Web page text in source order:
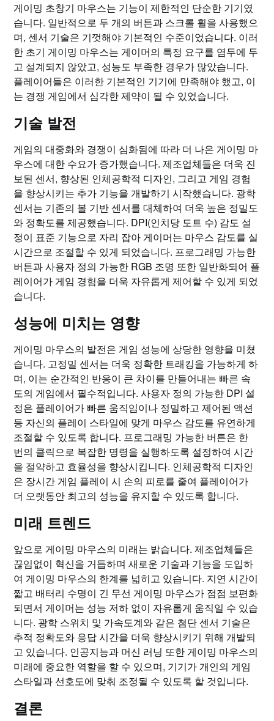
게이밍 초창기 마우스는 기능이 제한적인 단순한 기기였
습니다. 일반적으로 두 개의 버튼과 스크롤 휠을 사용했으
며, 센서 기술은 기껏해야 기본적인 수준이었습니다. 이러
한 초기 게이밍 마우스는 게이머의 특정 요구를 염두에 두
고 설계되지 않았고, 성능도 부족한 경우가 많았습니다.
플레이어들은 이러한 기본적인 기기에 만족해야 했고, 이
는 경쟁 게임에서 심각한 제약이 될 수 있었습니다.
기술 발전
게임의 대중화와 경쟁이 심화됨에 따라 더 나은 게이밍 마
우스에 대한 수요가 증가했습니다. 제조업체들은 더욱 진
보된 센서, 향상된 인체공학적 디자인, 그리고 게임 경험
을 향상시키는 추가 기능을 개발하기 시작했습니다. 광학
센서는 기존의 볼 기반 센서를 대체하여 더욱 높은 정밀도
와 정확도를 제공했습니다. DPI(인치당 도트 수) 감도 설
정이 표준 기능으로 자리 잡아 게이머는 마우스 감도를 실
시간으로 조절할 수 있게 되었습니다. 프로그래밍 가능한
버튼과 사용자 정의 가능한 RGB 조명 또한 일반화되어 플
레이어가 게임 경험을 더욱 자유롭게 제어할 수 있게 되었
습니다.
성능에 미치는 영향
게이밍 마우스의 발전은 게임 성능에 상당한 영향을 미쳤
습니다. 고정밀 센서는 더욱 정확한 트래킹을 가능하게 하
며, 이는 순간적인 반응이 큰 차이를 만들어내는 빠른 속
도의 게임에서 필수적입니다. 사용자 정의 가능한 DPI 설
정은 플레이어가 빠른 움직임이나 정밀하고 제어된 액션
등 자신의 플레이 스타일에 맞게 마우스 감도를 유연하게
조절할 수 있도록 합니다. 프로그래밍 가능한 버튼은 한
번의 클릭으로 복잡한 명령을 실행하도록 설정하여 시간
을 절약하고 효율성을 향상시킵니다. 인체공학적 디자인
은 장시간 게임 플레이 시 손의 피로를 줄여 플레이어가
더 오랫동안 최고의 성능을 유지할 수 있도록 합니다.
미래 트렌드
앞으로 게이밍 마우스의 미래는 밝습니다. 제조업체들은
끊임없이 혁신을 거듭하며 새로운 기술과 기능을 도입하
여 게이밍 마우스의 한계를 넓히고 있습니다. 지연 시간이
짧고 배터리 수명이 긴 무선 게이밍 마우스가 점점 보편화
되면서 게이머는 성능 저하 없이 자유롭게 움직일 수 있습
니다. 광학 스위치 및 가속도계와 같은 첨단 센서 기술은
추적 정확도와 응답 시간을 더욱 향상시키기 위해 개발되
고 있습니다. 인공지능과 머신 러닝 또한 게이밍 마우스의
미래에 중요한 역할을 할 수 있으며, 기기가 개인의 게임
스타일과 선호도에 맞춰 조정될 수 있도록 할 것입니다.
결론